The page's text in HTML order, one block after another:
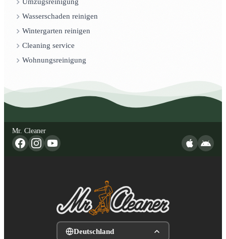
Umzugsreinigung
Wasserschaden reinigen
Wintergarten reinigen
Cleaning service
Wohnungsreinigung
Mr. Cleaner
Deutschland